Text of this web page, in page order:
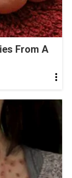
From A